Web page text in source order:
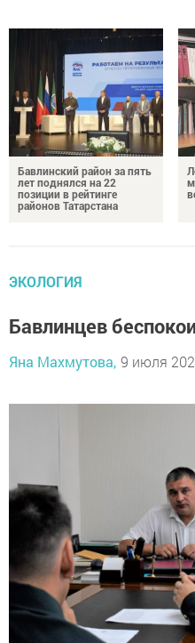
Бавлинский район за пять
лет поднялся на 22
позиции в рейтинге
районов Татарстана
ЭКОЛОГИЯ
Бавлинцев
Яна Махмутова, 9 июля